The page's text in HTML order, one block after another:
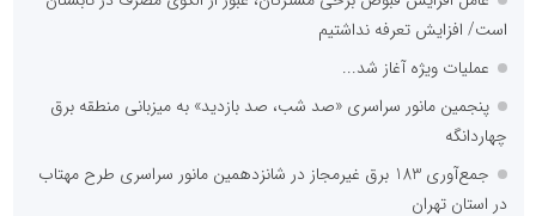
است/ افزایش تعرفه نداشتیم
عملیات ویژه آغاز شد...
پنجمین مانور سراسری «صد شب، صد بازدید» به میزبانی منطقه برق
چهاردانگه
جمع‌آوری 183 برق غیرمجاز در شانزدهمین مانور سراسری طرح مهتاب
در استان تهران